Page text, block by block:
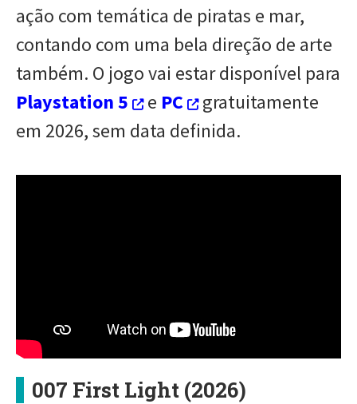
ação com temática de piratas e mar,
contando com uma bela direção de arte
também. O jogo vai estar disponível para
Playstation 5
e PC
gratuitamente
em 2026, sem data definida.
007 First Light (2026)